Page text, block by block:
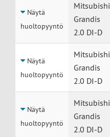
Näytä
huoltopyyntö
Mitsubishi
Grandis
2.0 DI-D
Näytä
huoltopyyntö
Mitsubishi
Grandis
2.0 DI-D
Näytä
huoltopyyntö
Mitsubishi
Grandis
2.0 DI-D